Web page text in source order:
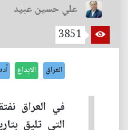
علي حسين عبيد
3851
العراق الابداع
في العراق
التي تليق